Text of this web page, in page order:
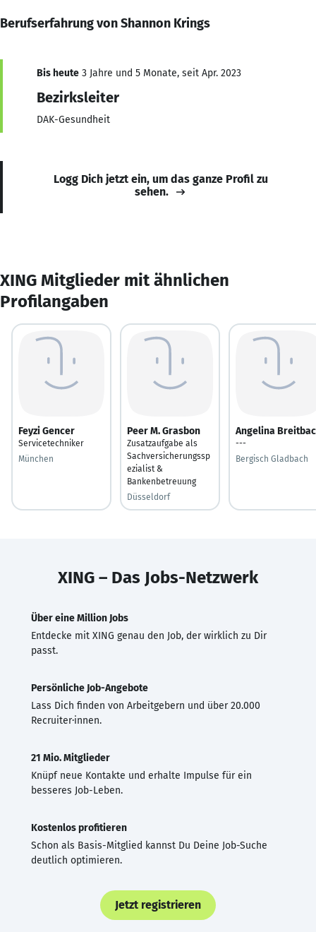
Berufserfahrung von Shannon Krings
Bis heute 3 Jahre und 5 Monate, seit Apr. 2023
Bezirksleiter
DAK-Gesundheit
Logg Dich jetzt ein, um das ganze Profil zu
sehen.
XING Mitglieder mit ähnlichen
Profilangaben
Feyzi Gencer
Servicetechniker
München
Peer M. Grasbon
Zusatzaufgabe als
Sachversicherungssp
ezialist &
Bankenbetreuung
Düsseldorf
Angelina
---
Bergisch Gladbach
XING – Das Jobs-Netzwerk
Über eine Million Jobs
Entdecke mit XING genau den Job, der wirklich zu Dir
passt.
Persönliche Job-Angebote
Lass Dich finden von Arbeitgebern und über 20.000
Recruiter·innen.
21 Mio. Mitglieder
Knüpf neue Kontakte und erhalte Impulse für ein
besseres Job-Leben.
Kostenlos profitieren
Schon als Basis-Mitglied kannst Du Deine Job-Suche
deutlich optimieren.
Jetzt registrieren